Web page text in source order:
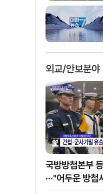
외교/안보분야
국방방첩본부
···"어두운 방첩